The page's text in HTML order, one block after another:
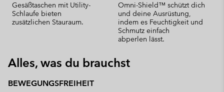
Gesäßtaschen mit Utility-
Schlaufe bieten
zusätzlichen Stauraum.
Omni-Shield™ schützt dich
und deine Ausrüstung,
indem es Feuchtigkeit und
Schmutz einfach
abperlen lässt.
Alles, was du brauchst
BEWEGUNGSFREIHEIT